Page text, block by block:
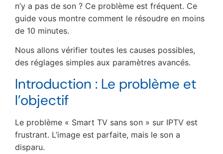
n’y a pas de son ? Ce problème est fréquent. Ce
guide vous montre comment le résoudre en moins
de 10 minutes.
Nous allons vérifier toutes les causes possibles,
des réglages simples aux paramètres avancés.
Introduction : Le problème et
l’objectif
Le problème « Smart TV sans son » sur IPTV est
frustrant. L’image est parfaite, mais le son a
disparu.